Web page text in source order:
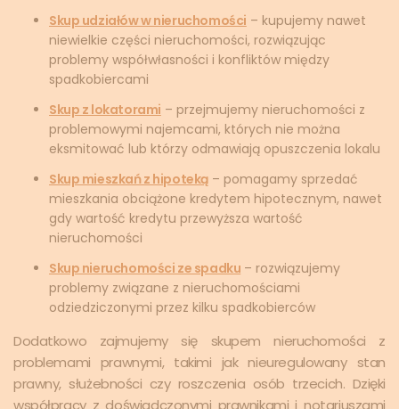
Skup udziałów w nieruchomości – kupujemy nawet
niewielkie części nieruchomości, rozwiązując
problemy współwłasności i konfliktów między
spadkobiercami
Skup z lokatorami – przejmujemy nieruchomości z
problemowymi najemcami, których nie można
eksmitować lub którzy odmawiają opuszczenia lokalu
Skup mieszkań z hipoteką– pomagamy sprzedać
mieszkania obciążone kredytem hipotecznym, nawet
gdy wartość kredytu przewyższa wartość
nieruchomości
Skup nieruchomości ze spadku – rozwiązujemy
problemy związane z nieruchomościami
odziedziczonymi przez kilku spadkobierców
Dodatkowo zajmujemy się skupem nieruchomości z
problemami prawnymi, takimi jak nieuregulowany stan
prawny, służebności czy roszczenia osób trzecich. Dzięki
współpracy z doświadczonymi prawnikami i notariuszami